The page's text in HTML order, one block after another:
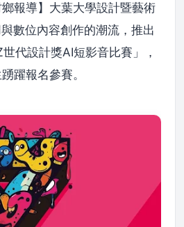
鄉報導】大葉大學設計暨藝術
數位內容創作的潮流，推出
代設計獎AI短影音比賽」，
躍報名參賽。